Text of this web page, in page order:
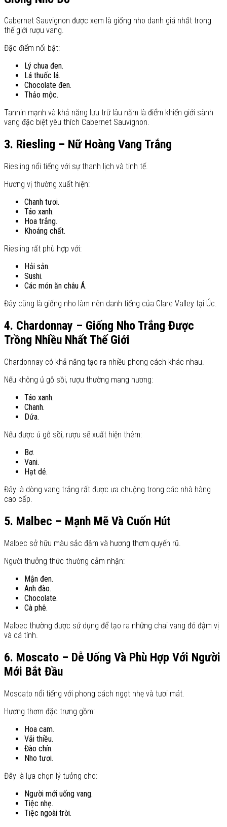
Cabernet Sauvignon được xem là giống nho danh giá nhất trong
thế giới rượu vang.
Đặc điểm nổi bật:
Lý chua đen.
Lá thuốc lá.
Chocolate đen.
Thảo mộc.
Tannin mạnh và khả năng lưu trữ lâu năm là điểm khiến giới sành
vang đặc biệt yêu thích Cabernet Sauvignon.
3. Riesling – Nữ Hoàng Vang Trắng
Riesling nổi tiếng với sự thanh lịch và tinh tế.
Hương vị thường xuất hiện:
Chanh tươi.
Táo xanh.
Hoa trắng.
Khoáng chất.
Riesling rất phù hợp với:
Hải sản.
Sushi.
Các món ăn châu Á.
Đây cũng là giống nho làm nên danh tiếng của Clare Valley tại Úc.
4. Chardonnay – Giống Nho Trắng Được
Trồng Nhiều Nhất Thế Giới
Chardonnay có khả năng tạo ra nhiều phong cách khác nhau.
Nếu không ủ gỗ sồi, rượu thường mang hương:
Táo xanh.
Chanh.
Dứa.
Nếu được ủ gỗ sồi, rượu sẽ xuất hiện thêm:
Bơ.
Vani.
Hạt dẻ.
Đây là dòng vang trắng rất được ưa chuộng trong các nhà hàng
cao cấp.
5. Malbec – Mạnh Mẽ Và Cuốn Hút
Malbec sở hữu màu sắc đậm và hương thơm quyến rũ.
Người thưởng thức thường cảm nhận:
Mận đen.
Anh đào.
Chocolate.
Cà phê.
Malbec thường được sử dụng để tạo ra những chai vang đỏ đậm vị
và cá tính.
6. Moscato – Dễ Uống Và Phù Hợp Với Người
Mới Bắt Đầu
Moscato nổi tiếng với phong cách ngọt nhẹ và tươi mát.
Hương thơm đặc trưng gồm:
Hoa cam.
Vải thiều.
Đào chín.
Nho tươi.
Đây là lựa chọn lý tưởng cho:
Người mới uống vang.
Tiệc nhẹ.
Tiệc ngoài trời.